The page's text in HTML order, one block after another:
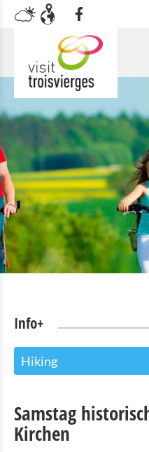
Info+
Hiking
Sehenswürdigkeiten
Samstag
Kirchen